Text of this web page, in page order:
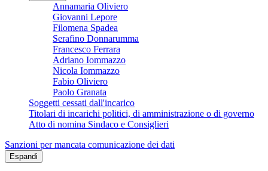
Annamaria Oliviero
Giovanni Lepore
Filomena Spadea
Serafino Donnarumma
Francesco Ferrara
Adriano Iommazzo
Nicola Iommazzo
Fabio Oliviero
Paolo Granata
Soggetti cessati dall'incarico
Titolari di incarichi politici, di amministrazione o di governo
Atto di nomina Sindaco e Consiglieri
Sanzioni per mancata comunicazione dei dati
Espandi